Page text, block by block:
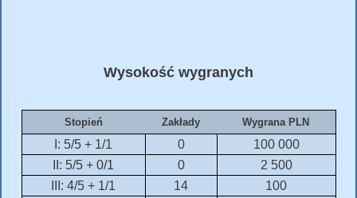
Wysokość wygranych
Stopień Zakłady Wygrana PLN
I: 5/5 + 1/1 0
100 000
II: 5/5 + 0/1
0
2 500
III: 4/5 + 1/1
14
100